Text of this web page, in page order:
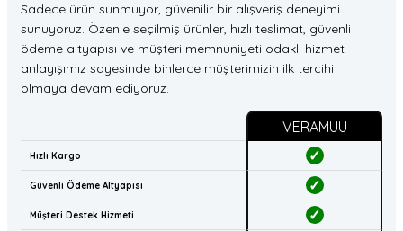
Sadece ürün sunmuyor, güvenilir bir alışveriş deneyimi
sunuyoruz. Özenle seçilmiş ürünler, hızlı teslimat, güvenli
ödeme altyapısı ve müşteri memnuniyeti odaklı hizmet
anlayışımız sayesinde binlerce müşterimizin ilk tercihi
olmaya devam ediyoruz.
VERAMUU
Hızlı Kargo ✓
Güvenli Ödeme Altyapısı ✓
Müşteri Destek Hizmeti ✓